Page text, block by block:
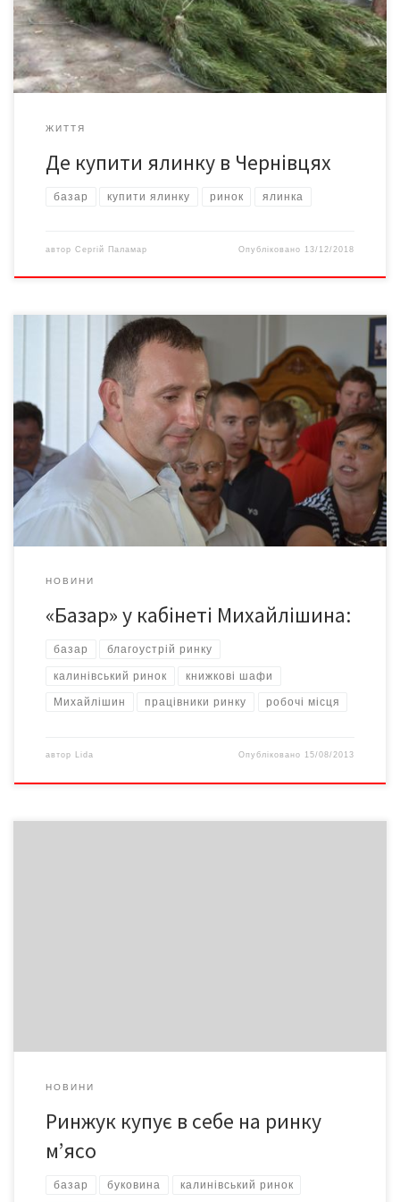
Комарова, 2-4, вул. Комарова,18, вул. Головна, 223
(мікроринок «Буковинський»); пр. Незалежності, 96-96-А (ринок
«Газкомплектприлад»); на […]
ЖИТТЯ
Де купити ялинку в Чернівцях
базар купити ялинку ринок ялинка
автор Сергій Паламар Опубліковано 13/12/2018
Підприємці Калинівського ринку вимагають його відставки 13
серпня близько сотні підприємців Калинівського ринку
пікетували Чернівецьку міську раду, де відбувалося засідання
виконавчого комітету. Основні вимоги – скасувати рішення про
реконструкцію 5-го сектору або ж, якщо і проводити
реорганізацію, робити це відкрито і прозоро. До акції
протесту долучилися також працівники ринку «Добробут» […]
НОВИНИ
«Базар» у кабінеті Михайлішина:
базар благоустрій ринку
калинівський ринок книжкові шафи
Михайлішин працівники ринку робочі місця
автор Lida Опубліковано 15/08/2013
НОВИНИ
Ринжук купує в себе на ринку
м’ясо
базар буковина калинівський ринок